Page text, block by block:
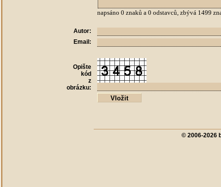
napsáno 0 znaků a 0 odstavců, zbývá 1499
Autor:
Email:
Opište
kód
z
obrázku:
© 2006-2026